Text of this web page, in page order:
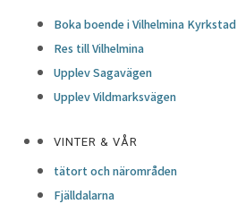
Boka boende i Vilhelmina Kyrkstad
Res till Vilhelmina
Upplev Sagavägen
Upplev Vildmarksvägen
VINTER & VÅR
tätort och närområden
Fjälldalarna